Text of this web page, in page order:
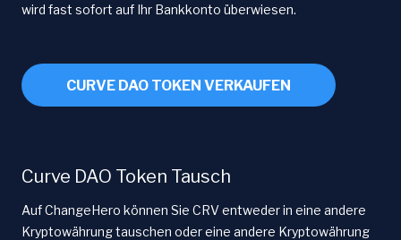
wird fast sofort auf Ihr Bankkonto überwiesen.
CURVE DAO TOKEN VERKAUFEN
Curve DAO Token Tausch
Auf ChangeHero können Sie CRV entweder in eine andere
Kryptowährung tauschen oder eine andere Kryptowährung